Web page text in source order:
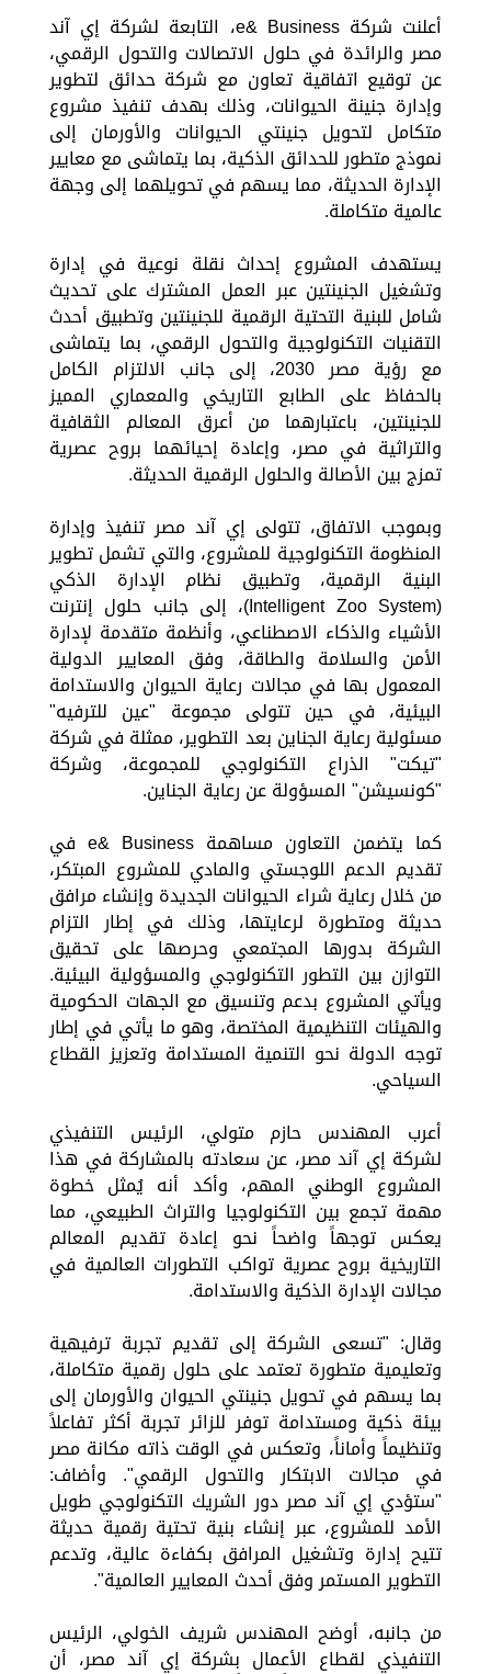
أعلنت شركة e& Business، التابعة لشركة إي آند
مصر والرائدة في حلول الاتصالات والتحول الرقمي،
عن توقيع اتفاقية تعاون مع شركة حدائق لتطوير
وإدارة جنينة الحيوانات، وذلك بهدف تنفيذ مشروع
متكامل لتحويل جنينتي الحيوانات والأورمان إلى
نموذج متطور للحدائق الذكية، بما يتماشى مع معايير
الإدارة الحديثة، مما يسهم في تحويلهما إلى وجهة
عالمية متكاملة.
يستهدف المشروع إحداث نقلة نوعية في إدارة
وتشغيل الجنينتين عبر العمل المشترك على تحديث
شامل للبنية التحتية الرقمية للجنينتين وتطبيق أحدث
التقنيات التكنولوجية والتحول الرقمي، بما يتماشى
مع رؤية مصر 2030، إلى جانب الالتزام الكامل
بالحفاظ على الطابع التاريخي والمعماري المميز
للجنينتين، باعتبارهما من أعرق المعالم الثقافية
والتراثية في مصر، وإعادة إحيائهما بروح عصرية
تمزج بين الأصالة والحلول الرقمية الحديثة.
وبموجب الاتفاق، تتولى إي آند مصر تنفيذ وإدارة
المنظومة التكنولوجية للمشروع، والتي تشمل تطوير
البنية الرقمية، وتطبيق نظام الإدارة الذكي
(Intelligent Zoo System)، إلى جانب حلول إنترنت
الأشياء والذكاء الاصطناعي، وأنظمة متقدمة لإدارة
الأمن والسلامة والطاقة، وفق المعايير الدولية
المعمول بها في مجالات رعاية الحيوان والاستدامة
البيئية، في حين تتولى مجموعة "عين للترفيه"
مسئولية رعاية الجناين بعد التطوير، ممثلة في شركة
"تيكت" الذراع التكنولوجي للمجموعة، وشركة
"كونسيشن" المسؤولة عن رعاية الجناين.
كما يتضمن التعاون مساهمة e& Business في
تقديم الدعم اللوجستي والمادي للمشروع المبتكر،
من خلال رعاية شراء الحيوانات الجديدة وإنشاء مرافق
حديثة ومتطورة لرعايتها، وذلك في إطار التزام
الشركة بدورها المجتمعي وحرصها على تحقيق
التوازن بين التطور التكنولوجي والمسؤولية البيئية.
ويأتي المشروع بدعم وتنسيق مع الجهات الحكومية
والهيئات التنظيمية المختصة، وهو ما يأتي في إطار
توجه الدولة نحو التنمية المستدامة وتعزيز القطاع
السياحي.
أعرب المهندس حازم متولي، الرئيس التنفيذي
لشركة إي آند مصر، عن سعادته بالمشاركة في هذا
المشروع الوطني المهم، وأكد أنه يُمثل خطوة
مهمة تجمع بين التكنولوجيا والتراث الطبيعي، مما
يعكس توجهاً واضحاً نحو إعادة تقديم المعالم
التاريخية بروح عصرية تواكب التطورات العالمية في
مجالات الإدارة الذكية والاستدامة.
وقال: "تسعى الشركة إلى تقديم تجربة ترفيهية
وتعليمية متطورة تعتمد على حلول رقمية متكاملة،
بما يسهم في تحويل جنينتي الحيوان والأورمان إلى
بيئة ذكية ومستدامة توفر للزائر تجربة أكثر تفاعلاً
وتنظيماً وأماناً، وتعكس في الوقت ذاته مكانة مصر
في مجالات الابتكار والتحول الرقمي". وأضاف:
"ستؤدي إي آند مصر دور الشريك التكنولوجي طويل
الأمد للمشروع، عبر إنشاء بنية تحتية رقمية حديثة
تتيح إدارة وتشغيل المرافق بكفاءة عالية، وتدعم
التطوير المستمر وفق أحدث المعايير العالمية".
من جانبه، أوضح المهندس شريف الخولي، الرئيس
التنفيذي لقطاع الأعمال بشركة إي آند مصر، أن